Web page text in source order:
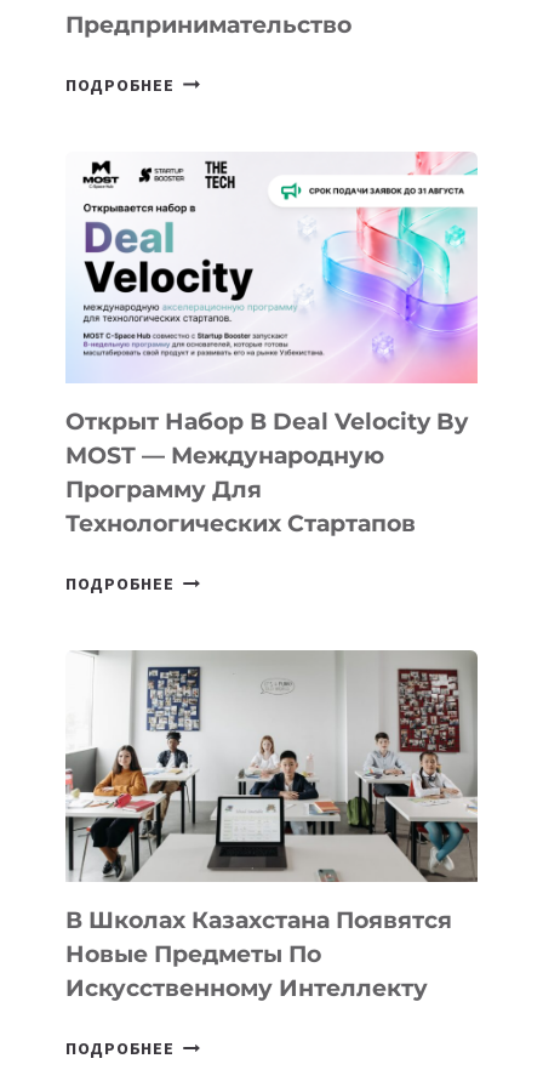
Предпринимательство
ПОДРОБНЕЕ ОТ
АЛМАТЫ:
КАК
AI
YOUTH
CAMP
ДАЛ
30
ПОДРОСТКАМ
БИЛЕТ
В
ПРЕДПРИНИМАТЕЛЬСТВО
Открыт Набор В Deal Velocity By
MOST — Международную
Программу Для
Технологических Стартапов
ПОДРОБНЕЕ ОТКРЫТ
DEAL
VELOCITY
BY
MOST
—
МЕЖДУНАРОДНУЮ
ПРОГРАММУ
ДЛЯ
ТЕХНОЛОГИЧЕСКИХ
В Школах Казахстана Появятся
Новые Предметы По
Искусственному Интеллекту
ПОДРОБНЕЕ